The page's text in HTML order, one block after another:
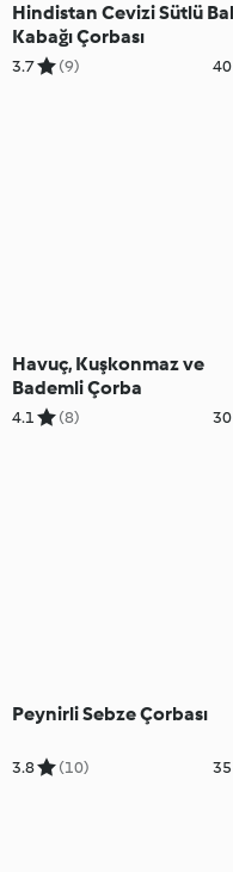
Hindistan Cevizi Sütlü Bal
Kabağı Çorbası
3.7 (9)
Havuç, Kuşkonmaz ve
Bademli Çorba
4.1 (8)
Peynirli Sebze Çorbası
3.8 (10)